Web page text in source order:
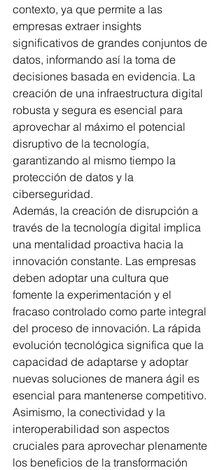
contexto, ya que permite a las
empresas extraer insights
significativos de grandes conjuntos de
datos, informando así la toma de
decisiones basada en evidencia. La
creación de una infraestructura digital
robusta y segura es esencial para
aprovechar al máximo el potencial
disruptivo de la tecnología,
garantizando al mismo tiempo la
protección de datos y la
ciberseguridad.
Además, la creación de disrupción a
través de la tecnología digital implica
una mentalidad proactiva hacia la
innovación constante. Las empresas
deben adoptar una cultura que
fomente la experimentación y el
fracaso controlado como parte integral
del proceso de innovación. La rápida
evolución tecnológica significa que la
capacidad de adaptarse y adoptar
nuevas soluciones de manera ágil es
esencial para mantenerse competitivo.
Asimismo, la conectividad y la
interoperabilidad son aspectos
cruciales para aprovechar plenamente
los beneficios de la transformación